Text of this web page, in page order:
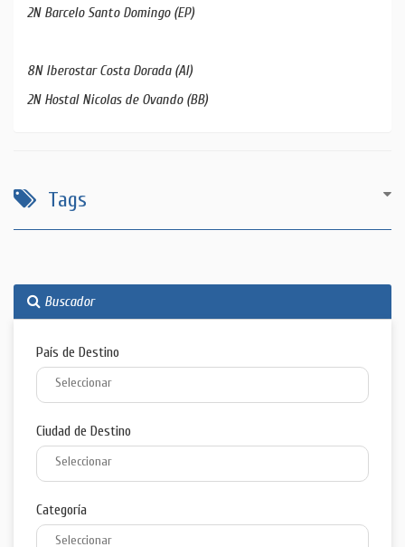
2N Barcelo Santo Domingo (EP)
8N Iberostar Costa Dorada (AI)
2N Hostal Nicolas de Ovando (BB)
Tags
Buscador
País de Destino
Ciudad de Destino
Categoría